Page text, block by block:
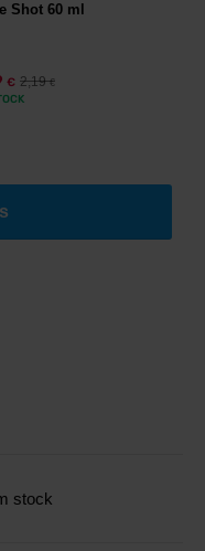
Shot 60 ml
€ 2,19€
stock